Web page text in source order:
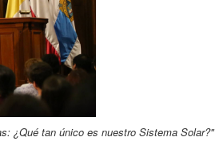
¿Qué tan único es nuestro Sistema Solar?"